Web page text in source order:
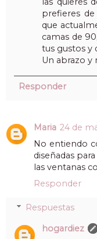
prefieres
que
camas de
tus gustos y
Un abrazo y
Responder
Maria 24 de
No entiendo
diseñadas
las ventanas
Responder
Respuestas
hogardiez